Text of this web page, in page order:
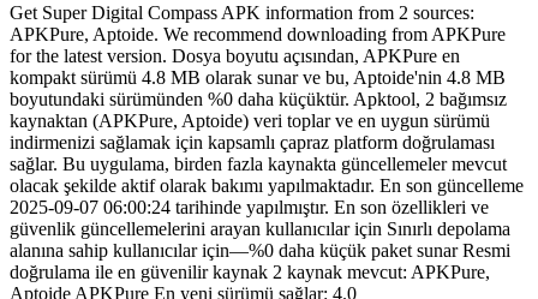
Get Super Digital Compass APK information from 2 sources:
APKPure, Aptoide. We recommend downloading from APKPure
for the latest version. Dosya boyutu açısından, APKPure en
kompakt sürümü 4.8 MB olarak sunar ve bu, Aptoide'nin 4.8 MB
boyutundaki sürümünden %0 daha küçüktür. Apktool, 2 bağımsız
kaynaktan (APKPure, Aptoide) veri toplar ve en uygun sürümü
indirmenizi sağlamak için kapsamlı çapraz platform doğrulaması
sağlar. Bu uygulama, birden fazla kaynakta güncellemeler mevcut
olacak şekilde aktif olarak bakımı yapılmaktadır. En son güncelleme
2025-09-07 06:00:24 tarihinde yapılmıştır. En son özellikleri ve
güvenlik güncellemelerini arayan kullanıcılar için Sınırlı depolama
alanına sahip kullanıcılar için—%0 daha küçük paket sunar Resmi
doğrulama ile en güvenilir kaynak 2 kaynak mevcut: APKPure,
Aptoide APKPure En yeni sürümü sağlar: 4.0